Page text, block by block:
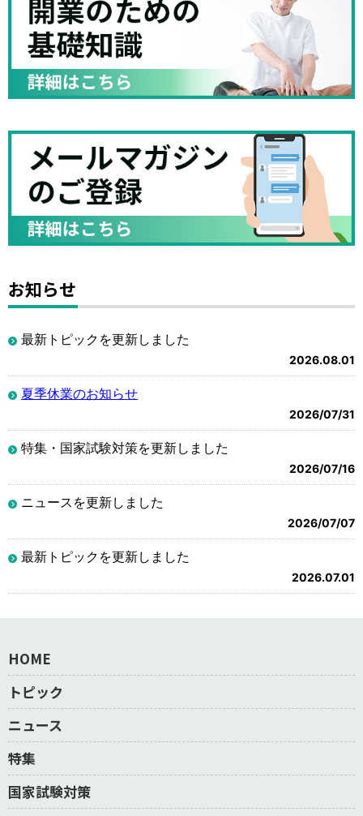
お知らせ
最新トピックを更新しました
2026.08.01
夏季休業のお知らせ
2026/07/31
特集・国家試験対策を更新しました
2026/07/16
ニュースを更新しました
2026/07/07
最新トピックを更新しました
2026.07.01
HOME
トピック
ニュース
特集
国家試験対策